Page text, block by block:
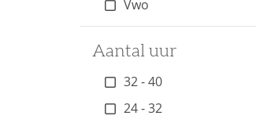
Vwo
Aantal uur
32 - 40
24 - 32